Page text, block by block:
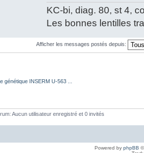
KC-bi, diag. 80, st 4,
Les bonnes lentilles
Afficher les messages postés depuis:
INSERM U-563 ...
Aucun utilisateur enregistré et 0 invités
Powered by phpBB